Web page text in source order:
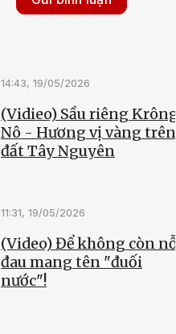
14:43, 19/05/2026
(Vidieo) Sầu riêng Krông
Nô - Hương vị vàng trên
đất Tây Nguyên
11:31, 19/05/2026
(Video) Để không còn nỗi
đau mang tên "đuối
nước"!